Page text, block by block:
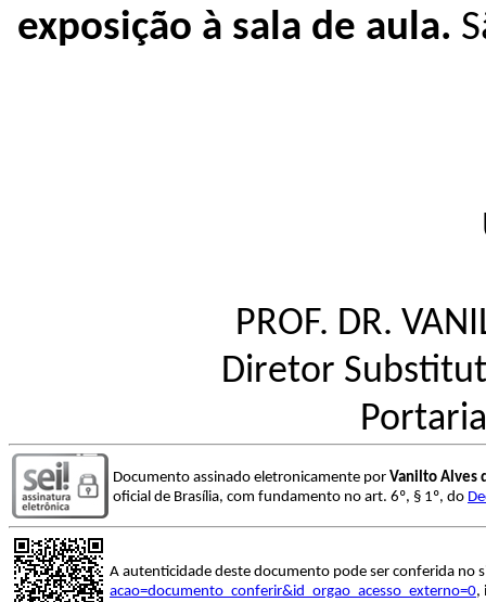
exposição à sala de aula.
PROF. DR.
Diretor
Documento assinado eletronicamente por Vanilto Alves
oficial de Brasília, com fundamento no art. 6º, § 1º, do
A autenticidade deste documento pode ser conferida no
acao=documento_conferir&id_orgao_acesso_externo=0,